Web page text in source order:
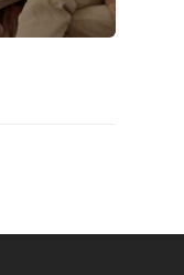
Publicité des actes